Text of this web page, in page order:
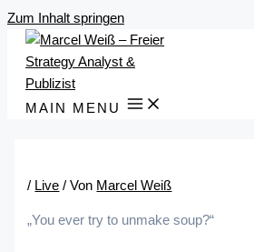
Zum Inhalt springen
MAIN MENU
/ Live / Von Marcel Weiß
„You ever try to unmake soup?“